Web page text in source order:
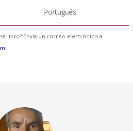
Portugués
libro? Envía un correo electrónico a